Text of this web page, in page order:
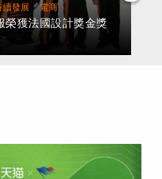
續發展 ·電商
榮獲法國設計獎金獎